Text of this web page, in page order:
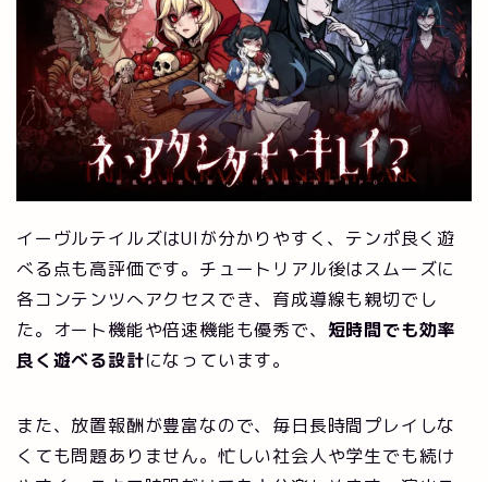
イーヴルテイルズはUIが分かりやすく、テンポ良く遊
べる点も高評価です。チュートリアル後はスムーズに
各コンテンツへアクセスでき、育成導線も親切でし
た。オート機能や倍速機能も優秀で、 短時間でも効率
良く遊べる設計になっています。
また、放置報酬が豊富なので、毎日長時間プレイしな
くても問題ありません。忙しい社会人や学生でも続け